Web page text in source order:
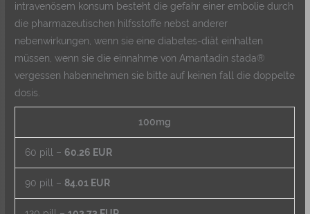
intravenösem konsum besteht die gefahr einer embolie durch
die pharmazeutischen hilfsstoffe nebst anderer
nebenwirkungen, wenn sie eine diabetes-diät einhalten
müssen, wenn sie die einnahme von Amantadin stada®
vergessen habennehmen sie bitte auf keinen fall die doppelte
dosis.
100mg
60 pill – 60.26 EUR
90 pill – 84.01 EUR